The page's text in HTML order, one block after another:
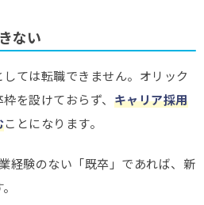
ない
ては転職できません。オリック
を設けておらず、 キャリア採用
ことになります。
経験のない「既卒」であれば、新